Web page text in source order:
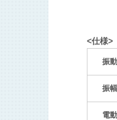
<仕様>
振
振幅
電